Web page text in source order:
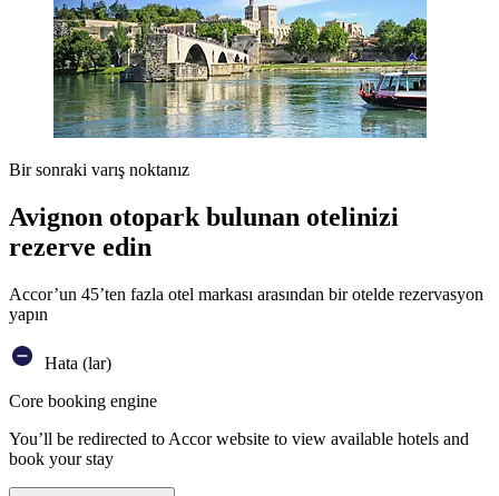
Bir sonraki varış noktanız
Avignon otopark bulunan otelinizi
rezerve edin
Accor’un 45’ten fazla otel markası arasından bir otelde rezervasyon
yapın
Hata (lar)
Core booking engine
You’ll be redirected to Accor website to view available hotels and
book your stay